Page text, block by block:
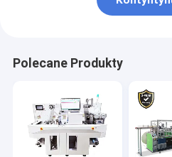
Polecane Produkty